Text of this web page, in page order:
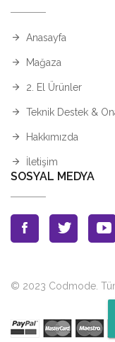
Anasayfa
Mağaza
2. El Ürünler
Teknik Destek &
Hakkımızda
İletişim
SOSYAL MEDYA
© 2023 Codmode. Tüm